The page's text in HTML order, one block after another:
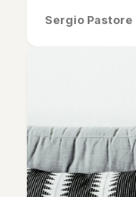
Sergio Pastore